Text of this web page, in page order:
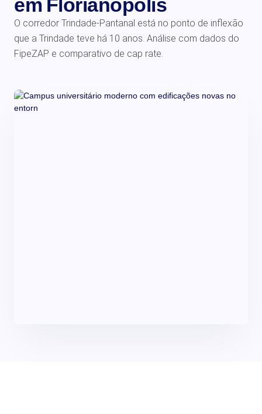
O corredor Trindade-Pantanal está no ponto de inflexão
que a Trindade teve há 10 anos. Análise com dados do
FipeZAP e comparativo de cap rate.